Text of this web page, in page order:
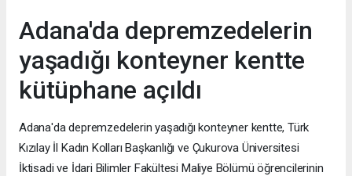
Adana'da depremzedelerin
yaşadığı konteyner kentte
kütüphane açıldı
Adana'da depremzedelerin yaşadığı konteyner kentte, Türk
Kızılay İl Kadın Kolları Başkanlığı ve Çukurova Üniversitesi
İktisadi ve İdari Bilimler Fakültesi Maliye Bölümü öğrencilerinin